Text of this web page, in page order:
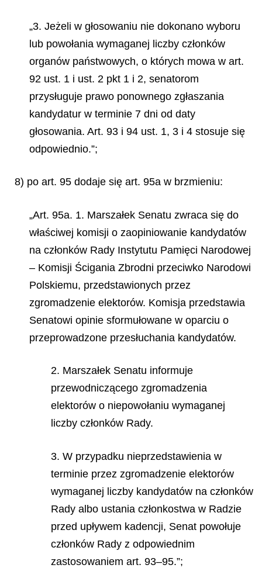
„3. Jeżeli w głosowaniu nie dokonano wyboru
lub powołania wymaganej liczby członków
organów państwowych, o których mowa w art.
92 ust. 1 i ust. 2 pkt 1 i 2, senatorom
przysługuje prawo ponownego zgłaszania
kandydatur w terminie 7 dni od daty
głosowania. Art. 93 i 94 ust. 1, 3 i 4 stosuje się
odpowiednio.”;
8) po art. 95 dodaje się art. 95a w brzmieniu:
„Art. 95a. 1. Marszałek Senatu zwraca się do
właściwej komisji o zaopiniowanie kandydatów
na członków Rady Instytutu Pamięci Narodowej
– Komisji Ścigania Zbrodni przeciwko Narodowi
Polskiemu, przedstawionych przez
zgromadzenie elektorów. Komisja przedstawia
Senatowi opinie sformułowane w oparciu o
przeprowadzone przesłuchania kandydatów.
2. Marszałek Senatu informuje
przewodniczącego zgromadzenia
elektorów o niepowołaniu wymaganej
liczby członków Rady.
3. W przypadku nieprzedstawienia w
terminie przez zgromadzenie elektorów
wymaganej liczby kandydatów na członków
Rady albo ustania członkostwa w Radzie
przed upływem kadencji, Senat powołuje
członków Rady z odpowiednim
zastosowaniem art. 93–95.”;